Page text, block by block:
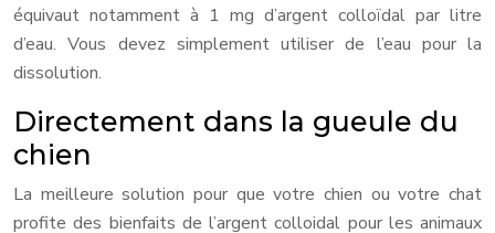
équivaut notamment à 1 mg d’argent colloïdal par litre
d’eau. Vous devez simplement utiliser de l’eau pour la
dissolution.
Directement dans la gueule du
chien
La meilleure solution pour que votre chien ou votre chat
profite des bienfaits de l’argent colloidal pour les animaux